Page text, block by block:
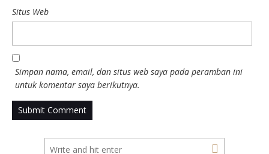
Situs Web
Simpan nama, email, dan situs web saya pada peramban ini
untuk komentar saya berikutnya.